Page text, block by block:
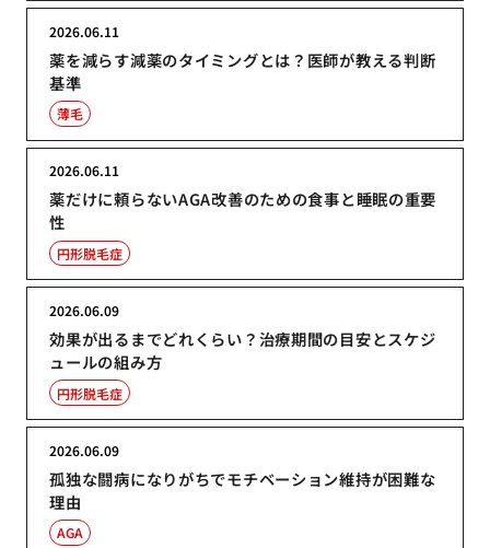
薬を減らす減薬のタイミングとは？医師が教える判断
基準
2026.06.11
薄毛
薬だけに頼らないAGA改善のための食事と睡眠の重要
性
2026.06.11
円形脱毛症
効果が出るまでどれくらい？治療期間の目安とスケジ
ュールの組み方
2026.06.09
円形脱毛症
孤独な闘病になりがちでモチベーション維持が困難な
理由
2026.06.09
AGA